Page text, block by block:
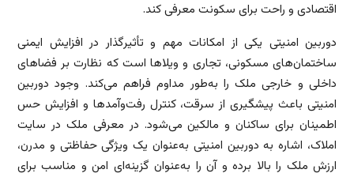
اقتصادی و راحت برای سکونت معرفی کند.
دوربین امنیتی یکی از امکانات مهم و تأثیرگذار در افزایش ایمنی
ساختمان‌های مسکونی، تجاری و ویلاها است که نظارت بر فضاهای
داخلی و خارجی ملک را به‌طور مداوم فراهم می‌کند. وجود دوربین
امنیتی باعث پیشگیری از سرقت، کنترل رفت‌وآمدها و افزایش حس
اطمینان برای ساکنان و مالکین می‌شود. در معرفی ملک در سایت
املاک، اشاره به دوربین امنیتی به‌عنوان یک ویژگی حفاظتی و مدرن،
ارزش ملک را بالا برده و آن را به‌عنوان گزینه‌ای امن و مناسب برای